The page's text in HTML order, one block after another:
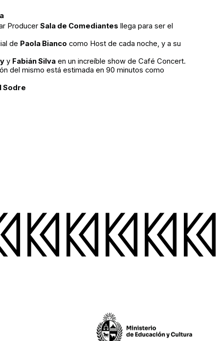
Producer Sala de Comediantes llega para ser el
de Paola Bianco como Host de cada noche, y a su
y Fabián Silva en un increíble show de Café Concert.
del mismo está estimada en 90 minutos como
Sodre